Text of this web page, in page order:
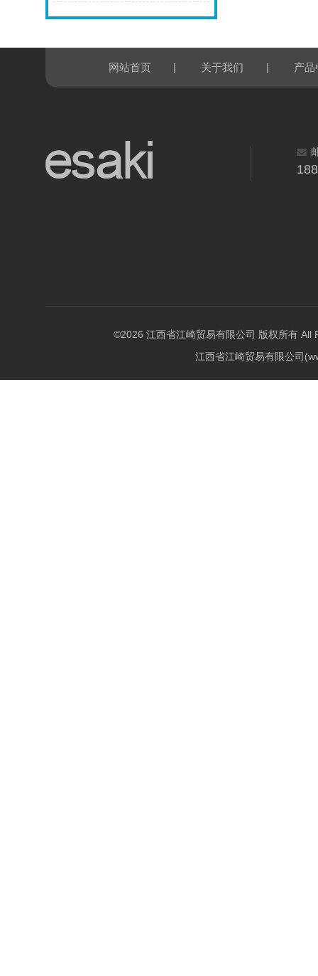
网站首页 | 关于我们 | 产品
©2026 江西省江崎贸易有限公司 版权所有 All
江西省江崎贸易有限公司